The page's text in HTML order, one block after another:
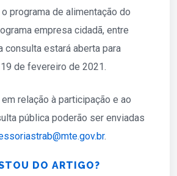
programa de alimentação do
empresa cidadã, entre
consulta estará aberta para
de fevereiro de 2021.
relação à participação e ao
pública poderão ser enviadas
.
DO ARTIGO?